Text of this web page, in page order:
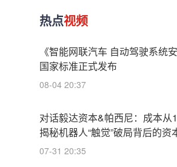
热点视频
《智能网联汽车 自动驾驶系统
国家标准正式发布
08-04 20:37
对话毅达资本&帕西尼：成本从
揭秘机器人“触觉”破局背后的资
07-31 20:35